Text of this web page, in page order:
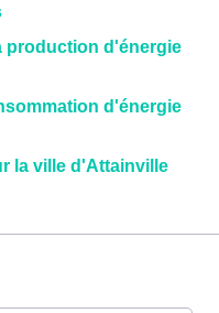
production d'énergie
d'énergie
la ville d'Attainville